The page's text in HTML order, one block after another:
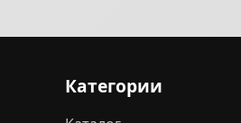
Категории